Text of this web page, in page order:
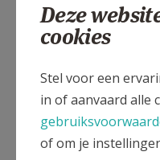
Deze
cookies
Stel voor een
in of aanvaard alle
of om je